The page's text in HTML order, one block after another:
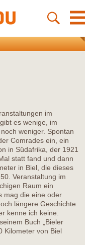
im
es wenige, im
weniger. Spontan
Comrades ein, ein
in Südafrika, der 1921
statt fand und dann
in Biel, die dieses
Veranstaltung im
Raum ein
mag die eine oder
längere Geschichte
kenne ich keine.
Buch „Bieler
Kilometer von Biel